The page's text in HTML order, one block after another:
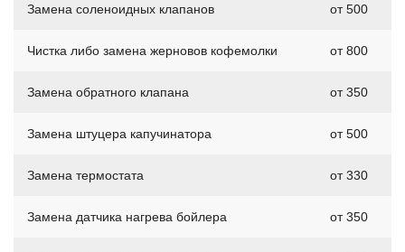
Замена соленоидных клапанов от 500
Чистка либо замена жерновов кофемолки от 800
Замена обратного клапана от 350
Замена штуцера капучинатора от 500
Замена термостата от 330
Замена датчика нагрева бойлера от 350